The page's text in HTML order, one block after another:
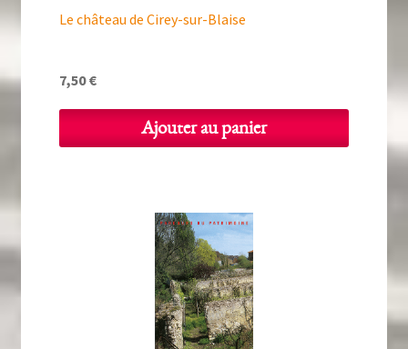
Le château de Cirey-sur-Blaise
7,50€
Ajouter au panier